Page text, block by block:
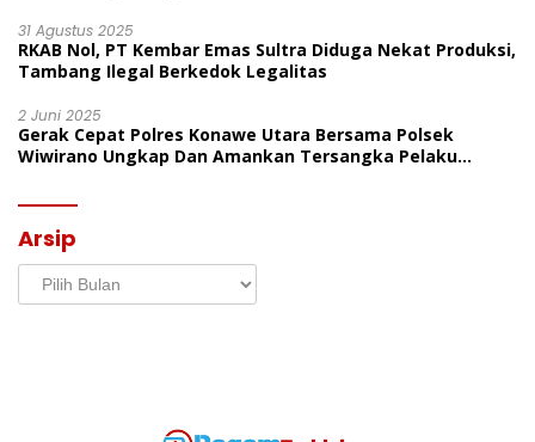
31 Agustus 2025
RKAB Nol, PT Kembar Emas Sultra Diduga Nekat Produksi,
Tambang Ilegal Berkedok Legalitas
2 Juni 2025
Gerak Cepat Polres Konawe Utara Bersama Polsek
Wiwirano Ungkap Dan Amankan Tersangka Pelaku
Arsip
Arsip